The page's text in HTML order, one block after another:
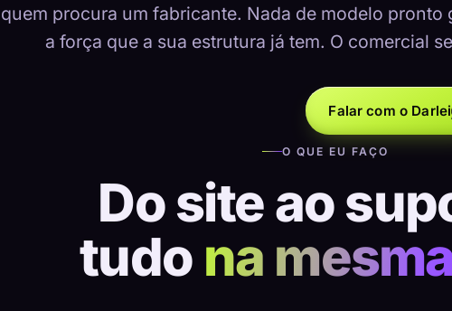
quem procura um fabricante. Nada de modelo
a força que a sua estrutura já tem. O comercial
Falar com o Darlei
O QUE EU FAÇO
Do site ao
tudo na